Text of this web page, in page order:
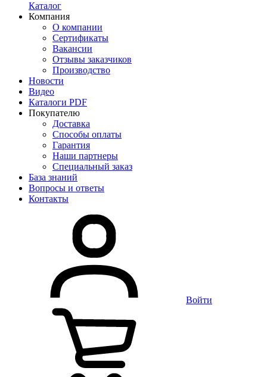
Каталог
Компания
О компании
Сертификаты
Вакансии
Отзывы заказчиков
Производство
Новости
Видео
Каталоги PDF
Покупателю
Доставка
Способы оплаты
Гарантия
Наши партнеры
Специальный заказ
База знаний
Вопросы и ответы
Контакты
Войти